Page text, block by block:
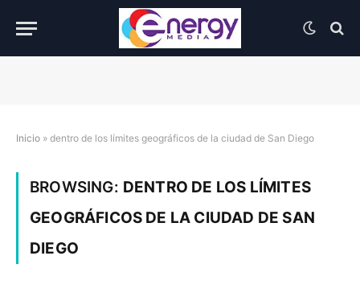
Inicio » dentro de los límites geográficos de la ciudad de San Diego
BROWSING: DENTRO DE LOS LÍMITES
GEOGRÁFICOS DE LA CIUDAD DE SAN
DIEGO